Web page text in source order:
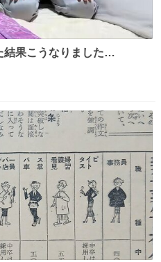
結果こうなりました…